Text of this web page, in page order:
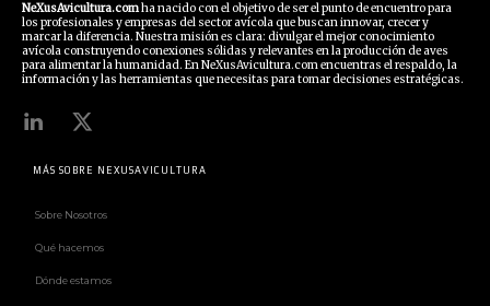
NeXusAvicultura.comha nacido con el objetivo de ser el punto de encuentro para
los profesionales y empresas del sector avícola que buscan innovar, crecer y
marcar la diferencia. Nuestra misión es clara: divulgar el mejor conocimiento
avícola construyendo conexiones sólidas y relevantes en la producción de aves
para alimentar la humanidad. En NeXusAvicultura.com encuentras el respaldo, la
información y las herramientas que necesitas para tomar decisiones estratégicas.
MÁS SOBRE NEXUSAVICULTURA
Sobre Nosotros
Qué hacemos
Dónde estamos